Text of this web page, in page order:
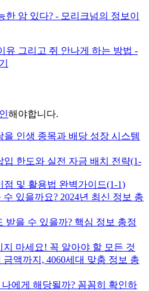
한 암 있다? - 모리크넘의 정보이
유 그리고 쥐 안나게 하는 방법 -
해야합니다.
을 인생 종목과 배당 성장 시스템
입 한도와 실전 자금 배치 전략(1-
점 및 활용법 완벽가이드(1-1)
있을까요? 2024년 최신 정보 총
받을 수 있을까? 핵심 정보 총정
마세요! 꼭 알아야 할 모든 것
액까지, 4060세대 맞춤 정보 총
에게 해당될까? 꼼꼼히 확인하